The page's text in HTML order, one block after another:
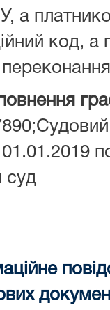
а
код, а
01.01.2019
суд